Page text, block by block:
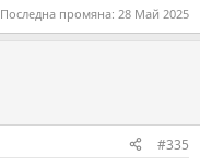
Последна промяна: 28 Май 2025
#335